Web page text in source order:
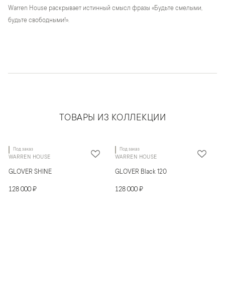
Warren House раскрывает истинный смысл фразы «Будьте смелыми,
будьте свободными!».
ТОВАРЫ ИЗ КОЛЛЕКЦИИ
Под заказ
WARREN HOUSE
GLOVER SHINE
128 000 ₽
Под заказ
WARREN HOUSE
GLOVER Black 120
128 000 ₽